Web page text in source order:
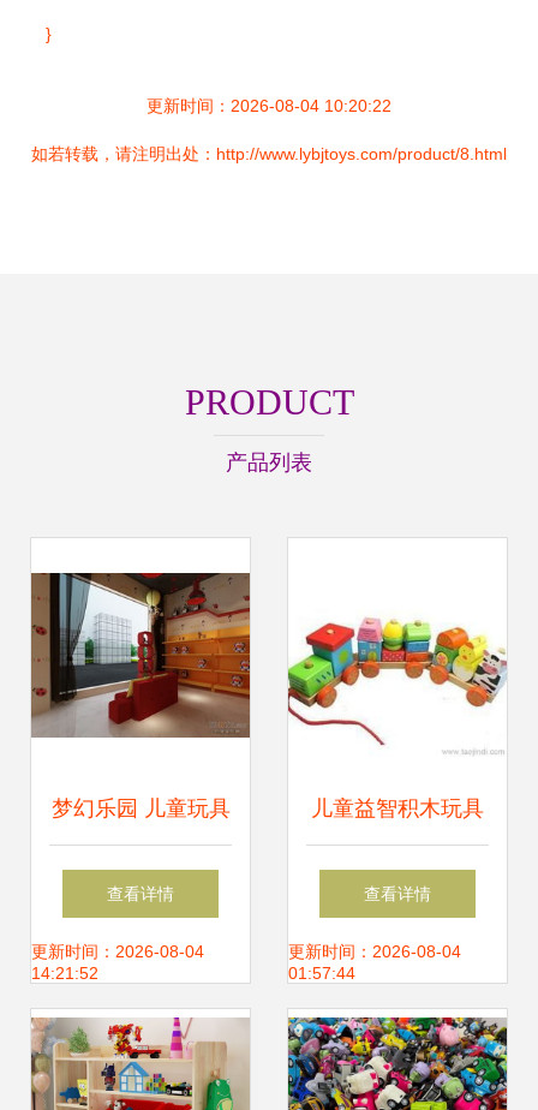
}
更新时间：2026-08-04 10:20:22
如若转载，请注明出处：http://www.lybjtoys.com/product/8.html
PRODUCT
产品列表
梦幻乐园 儿童玩具
店的工厂风格装修
效果图设计
查看详情
更新时间：2026-08-04
14:21:52
儿童益智积木玩具
供应信息 儿童益智
积木玩具批发 儿童
益智积木玩具价格
找儿童益智积木玩
查看详情
更新时间：2026-08-04
01:57:44